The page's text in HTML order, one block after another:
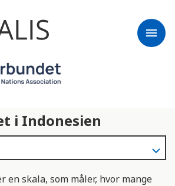
menu
i Indonesien
en skala, som måler, hvor mange